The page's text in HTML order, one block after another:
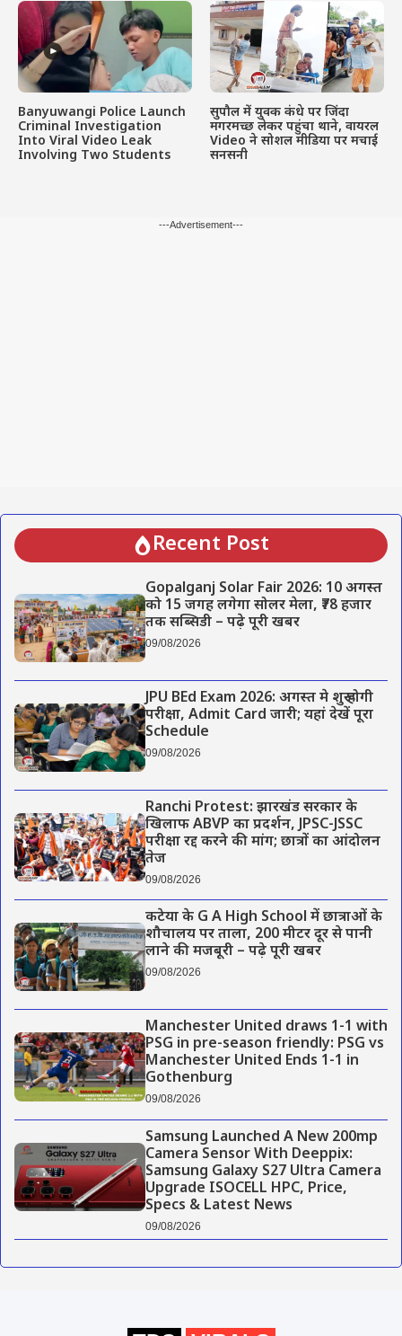
Banyuwangi Police Launch
Criminal Investigation
Into Viral Video Leak
Involving Two Students
सुपौल में युवक कंधे पर जिंदा
मगरमच्छ लेकर पहुंचा थाने, वायरल
Video ने सोशल मीडिया पर मचाई
सनसनी
---Advertisement---
Recent Post
Gopalganj Solar Fair 2026: 10 अगस्त
को 15 जगह लगेगा सोलर मेला, ₹78 हजार
तक सब्सिडी – पढ़े पूरी खबर
09/08/2026
JPU BEd Exam 2026: अगस्त मे शुरू होगी
परीक्षा, Admit Card जारी; यहां देखें पूरा
Schedule
09/08/2026
Ranchi Protest: झारखंड सरकार के
खिलाफ ABVP का प्रदर्शन, JPSC-JSSC
परीक्षा रद्द करने की मांग; छात्रों का आंदोलन
तेज
09/08/2026
कटेया के G A High School में छात्राओं के
शौचालय पर ताला, 200 मीटर दूर से पानी
लाने की मजबूरी – पढ़े पूरी खबर
09/08/2026
Manchester United draws 1-1 with
PSG in pre-season friendly: PSG vs
Manchester United Ends 1-1 in
Gothenburg
09/08/2026
Samsung Launched A New 200mp
Camera Sensor With Deeppix:
Samsung Galaxy S27 Ultra Camera
Upgrade ISOCELL HPC, Price,
Specs & Latest News
09/08/2026